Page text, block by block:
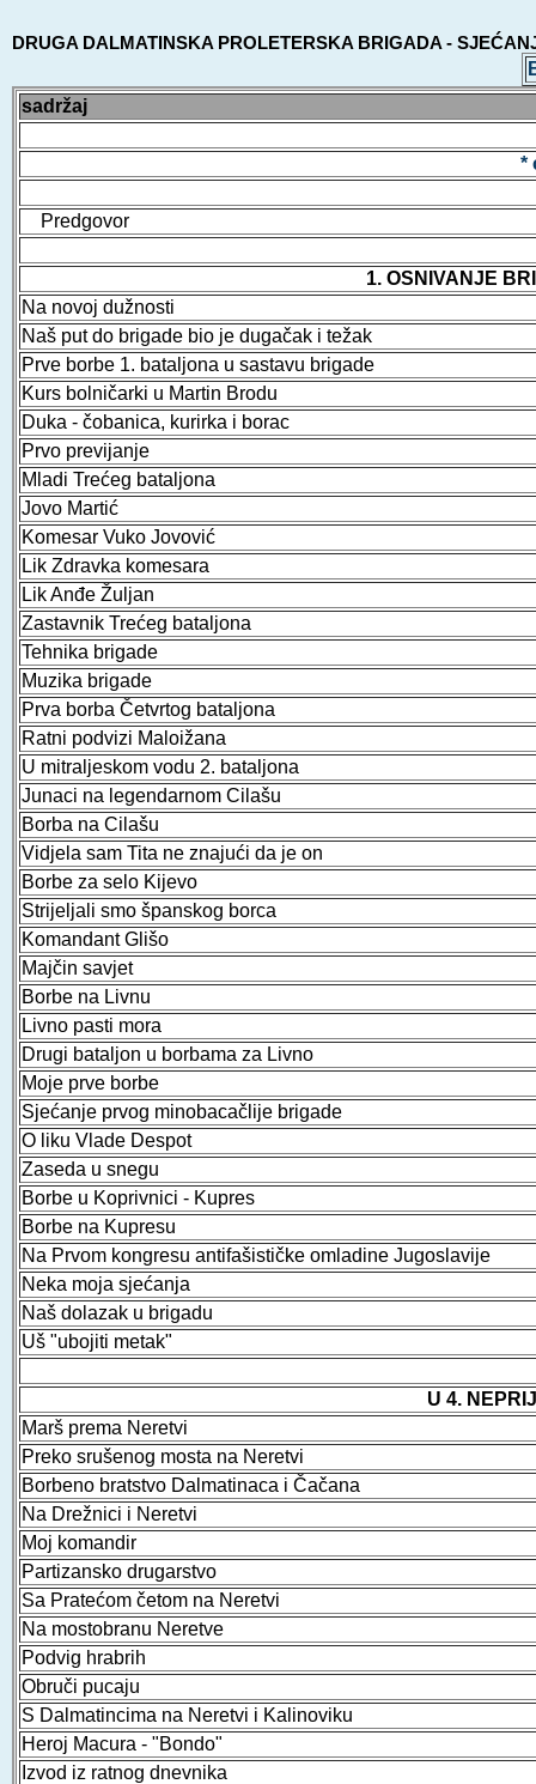
DRUGA DALMATINSKA PROLETERSKA BRIGADA -
sadržaj
*
Predgovor
1. OSNIVANJE
Na novoj dužnosti
Naš put do brigade bio je dugačak i težak
Prve borbe 1. bataljona u sastavu brigade
Kurs bolničarki u Martin Brodu
Duka - čobanica, kurirka i borac
Prvo previjanje
Mladi Trećeg bataljona
Jovo Martić
Komesar Vuko Jovović
Lik Zdravka komesara
Lik Anđe Žuljan
Zastavnik Trećeg bataljona
Tehnika brigade
Muzika brigade
Prva borba Četvrtog bataljona
Ratni podvizi Maloižana
U mitraljeskom vodu 2. bataljona
Junaci na legendarnom Cilašu
Borba na Cilašu
Vidjela sam Tita ne znajući da je on
Borbe za selo Kijevo
Strijeljali smo španskog borca
Komandant Glišo
Majčin savjet
Borbe na Livnu
Livno pasti mora
Drugi bataljon u borbama za Livno
Moje prve borbe
Sjećanje prvog minobacačlije brigade
O liku Vlade Despot
Zaseda u snegu
Borbe u Koprivnici - Kupres
Borbe na Kupresu
Na Prvom kongresu antifašističke omladine Jugoslavije
Neka moja sjećanja
Naš dolazak u brigadu
Uš "ubojiti metak"
U 4.
Marš prema Neretvi
Preko srušenog mosta na Neretvi
Borbeno bratstvo Dalmatinaca i Čačana
Na Drežnici i Neretvi
Moj komandir
Partizansko drugarstvo
Sa Pratećom četom na Neretvi
Na mostobranu Neretve
Podvig hrabrih
Obruči pucaju
S Dalmatincima na Neretvi i Kalinoviku
Heroj Macura - "Bondo"
Izvod iz ratnog dnevnika